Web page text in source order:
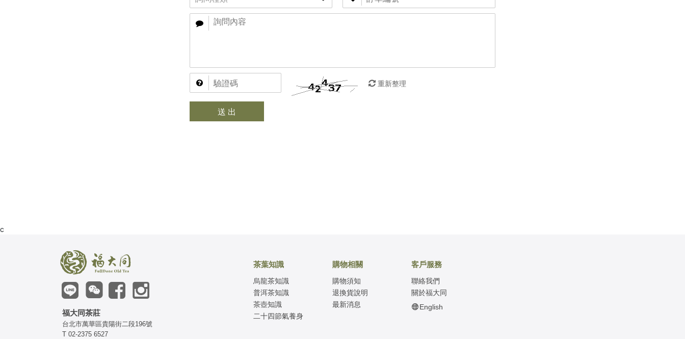
重新整理
送 出
c
福大同茶莊
台北市萬華區貴陽街二段196號
T 02-2375 6527
茶葉知識
烏龍茶知識
普洱茶知識
茶壺知識
二十四節氣養身
購物相關
購物須知
退換貨說明
最新消息
客戶服務
聯絡我們
關於福大同
English